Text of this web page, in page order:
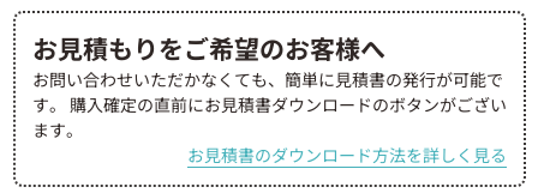
お見積もりをご希望のお客様へ
お問い合わせいただかなくても、簡単に見積書の発行が可能で
す。
購入確定の直前にお見積書ダウンロードのボタンがござい
ます。
お見積書のダウンロード方法を詳しく見る